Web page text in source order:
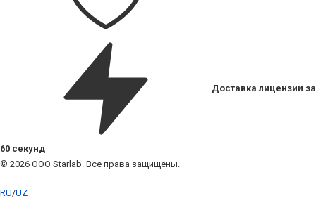
Доставка лицензии за
60 секунд
© 2026 ООО Starlab. Все права защищены.
RU/UZ